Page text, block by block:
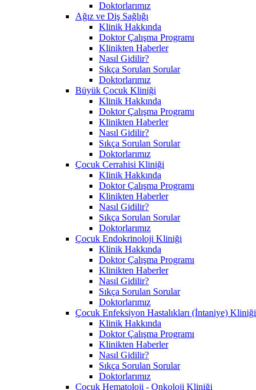
Doktorlarımız
Ağız ve Diş Sağlığı
Klinik Hakkında
Doktor Çalışma Programı
Klinikten Haberler
Nasıl Gidilir?
Sıkça Sorulan Sorular
Doktorlarımız
Büyük Çocuk Kliniği
Klinik Hakkında
Doktor Çalışma Programı
Klinikten Haberler
Nasıl Gidilir?
Sıkça Sorulan Sorular
Doktorlarımız
Çocuk Cerrahisi Kliniği
Klinik Hakkında
Doktor Çalışma Programı
Klinikten Haberler
Nasıl Gidilir?
Sıkça Sorulan Sorular
Doktorlarımız
Çocuk Endokrinoloji Kliniği
Klinik Hakkında
Doktor Çalışma Programı
Klinikten Haberler
Nasıl Gidilir?
Sıkça Sorulan Sorular
Doktorlarımız
Çocuk Enfeksiyon Hastalıkları (İntaniye) Kliniği
Klinik Hakkında
Doktor Çalışma Programı
Klinikten Haberler
Nasıl Gidilir?
Sıkça Sorulan Sorular
Doktorlarımız
Çocuk Hematoloji - Onkoloji Kliniği